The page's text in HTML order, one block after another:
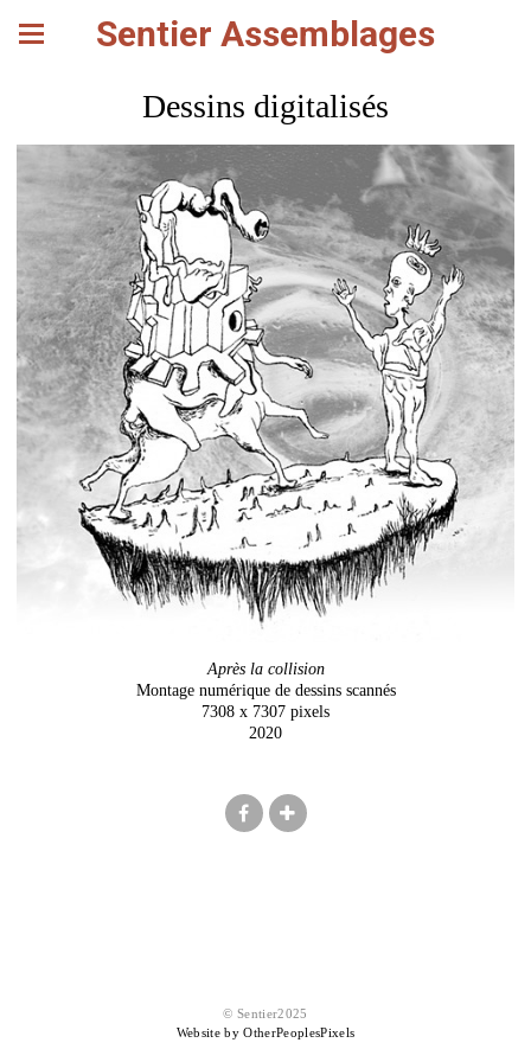
Sentier Assemblages
Dessins digitalisés
Après la collision
Montage numérique de dessins scannés
7308 x 7307 pixels
2020
© Sentier2025
Website by OtherPeoplesPixels